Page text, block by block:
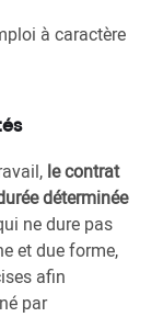
à caractère
le contrat
déterminée
ne dure pas
et due forme,
afin
par